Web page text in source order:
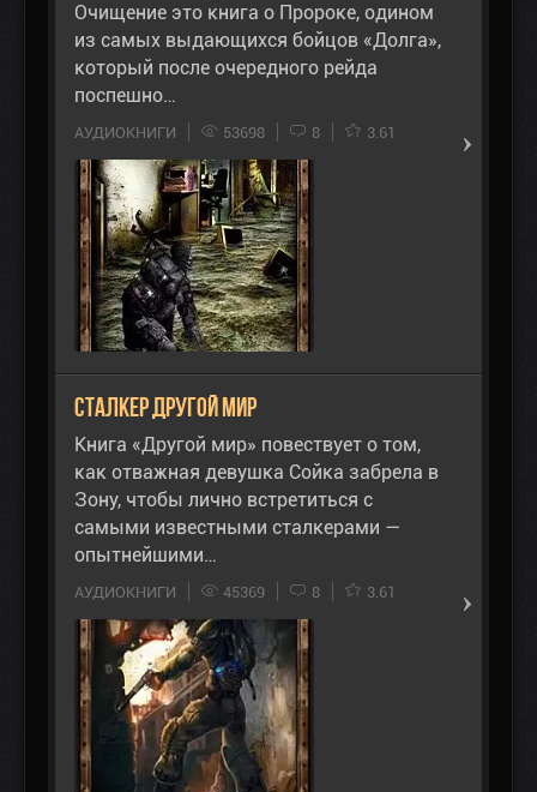
Очищение это книга о Пророке, одином
из самых выдающихся бойцов «Долга»,
который после очередного рейда
поспешно…
АУДИОКНИГИ 53698 8 3.61
Сталкер Другой Мир
Книга «Другой мир» повествует о том,
как отважная девушка Сойка забрела в
Зону, чтобы лично встретиться с
самыми известными сталкерами —
опытнейшими…
АУДИОКНИГИ 45369 8 3.61